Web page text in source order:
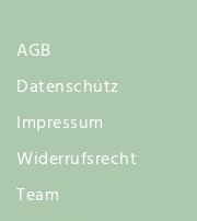
AGB
Datenschutz
Impressum
Widerrufsrecht
Team